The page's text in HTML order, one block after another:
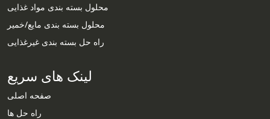
محلول بسته بندی مواد غذایی
محلول بسته بندی مایع/خمیر
راه حل بسته بندی غیرغذایی
لینک های سریع
صفحه اصلی
راه حل ها